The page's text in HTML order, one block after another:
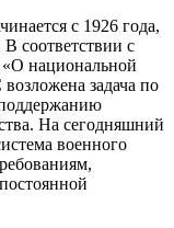
с 1926 года,
соответствии с
национальной
задача по
На сегодняшний
военного